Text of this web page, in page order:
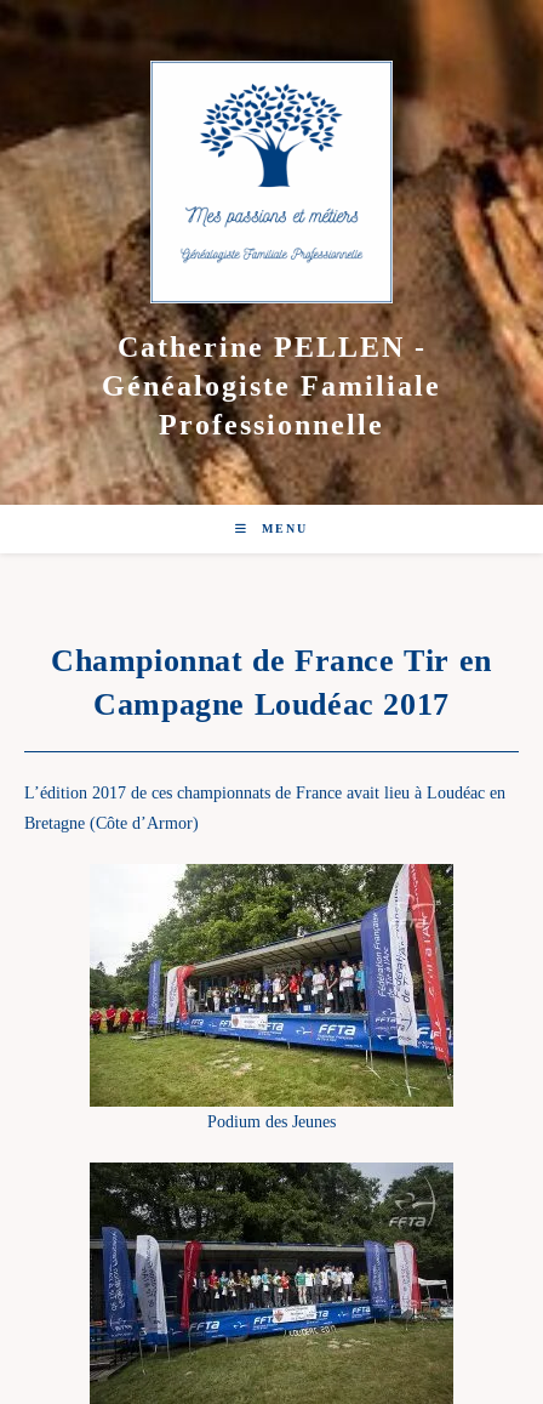
Catherine PELLEN -
Généalogiste Familiale
Professionnelle
MENU
Championnat de France Tir en
Campagne Loudéac 2017
L’édition 2017 de ces championnats de France avait lieu à Loudéac en
Bretagne (Côte d’Armor)
Podium des Jeunes